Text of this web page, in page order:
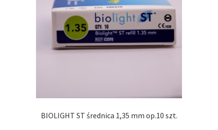
BIOLIGHT ST średnica 1,35 mm op.10 szt.